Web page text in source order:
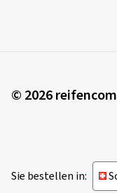
© 2026
Sie bestellen in: